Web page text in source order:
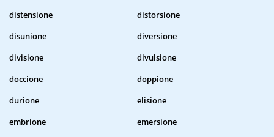
distensione
distorsione
disunione
diversione
divisione
divulsione
doccione
doppione
durione
elisione
embrione
emersione